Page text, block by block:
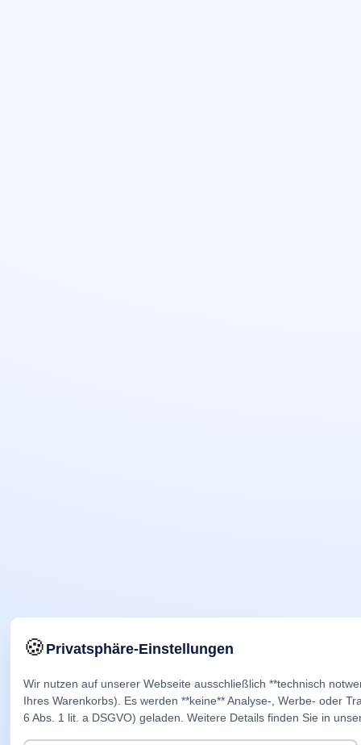
🍪Privatsphäre-Einstellungen
Wir nutzen auf unserer Webseite ausschließlich **technisch
Ihres Warenkorbs). Es werden **keine** Analyse-, Werbe- oder
6 Abs. 1 lit. a DSGVO) geladen. Weitere Details finden Sie in